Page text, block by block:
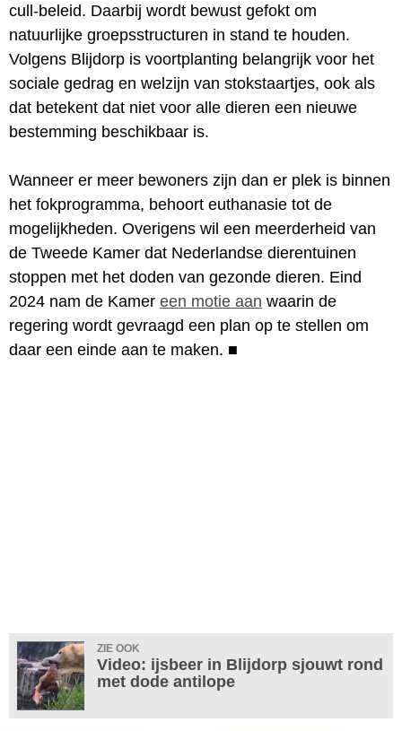
cull-beleid. Daarbij wordt bewust gefokt om
natuurlijke groepsstructuren in stand te houden.
Volgens Blijdorp is voortplanting belangrijk voor het
sociale gedrag en welzijn van stokstaartjes, ook als
dat betekent dat niet voor alle dieren een nieuwe
bestemming beschikbaar is.
Wanneer er meer bewoners zijn dan er plek is binnen
het fokprogramma, behoort euthanasie tot de
mogelijkheden. Overigens wil een meerderheid van
de Tweede Kamer dat Nederlandse dierentuinen
stoppen met het doden van gezonde dieren. Eind
2024 nam de Kamer een motie aan waarin de
regering wordt gevraagd een plan op te stellen om
daar een einde aan te maken. ■
ZIE OOK
Video: ijsbeer in Blijdorp sjouwt rond
met dode antilope